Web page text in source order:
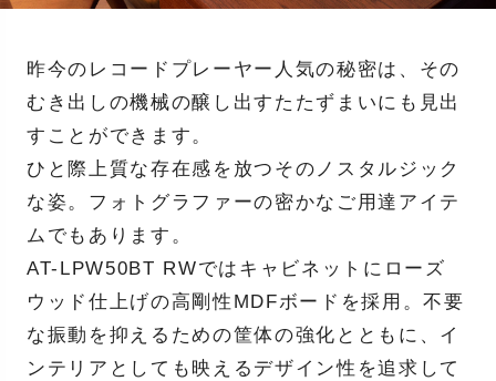
昨今のレコードプレーヤー人気の秘密は、その
むき出しの機械の醸し出すたたずまいにも見出
すことができます。
ひと際上質な存在感を放つそのノスタルジック
な姿。フォトグラファーの密かなご用達アイテ
ムでもあります。
AT-LPW50BT RWではキャビネットにローズ
ウッド仕上げの高剛性MDFボードを採用。不要
な振動を抑えるための筐体の強化とともに、イ
ンテリアとしても映えるデザイン性を追求して